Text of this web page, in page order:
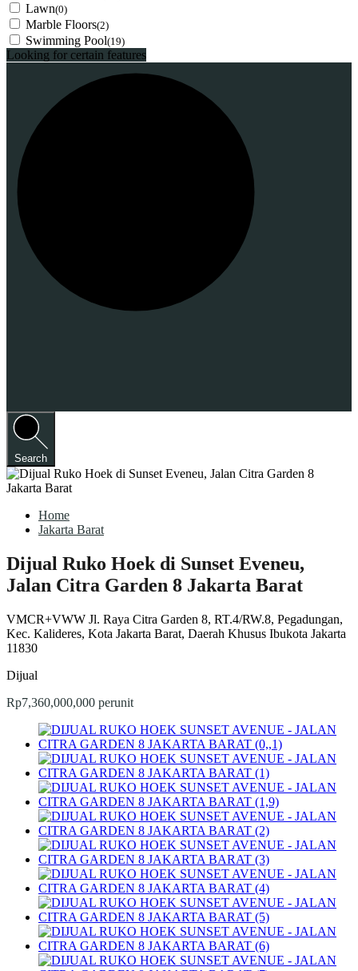
Lawn(0)
Marble Floors(2)
Swimming Pool(19)
Looking for certain features
Search
Home
Jakarta Barat
Dijual Ruko Hoek di Sunset Eveneu,
Jalan Citra Garden 8 Jakarta Barat
VMCR+VWW Jl. Raya Citra Garden 8, RT.4/RW.8, Pegadungan,
Kec. Kalideres, Kota Jakarta Barat, Daerah Khusus Ibukota Jakarta
11830
Dijual
Rp7,360,000,000 perunit